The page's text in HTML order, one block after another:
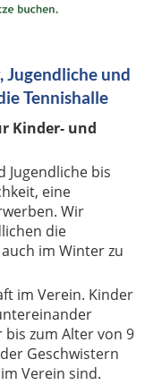
und
Tennishalle
Kinder- und
Jugendliche bis
eine
Wir
die
im Winter zu
im Verein. Kinder
zum Alter von 9
Geschwistern
Verein sind.